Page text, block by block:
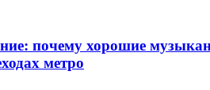
почему хорошие
метро